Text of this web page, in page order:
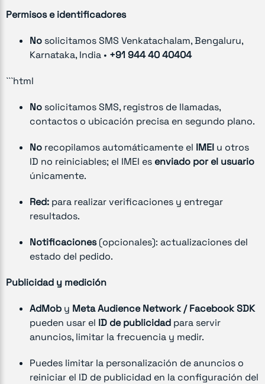
Permisos e identificadores
No solicitamos SMS Venkatachalam, Bengaluru,
Karnataka, India • +91 944 40 40404
```html
No solicitamos SMS, registros de llamadas,
contactos o ubicación precisa en segundo plano.
No recopilamos automáticamente el IMEI u otros
ID no reiniciables; el IMEI es enviado por el usuario
únicamente.
Red: para realizar verificaciones y entregar
resultados.
Notificaciones(opcionales): actualizaciones del
estado del pedido.
Publicidad y medición
AdMob y Meta Audience Network / Facebook SDK
pueden usar el ID de publicidad para servir
anuncios, limitar la frecuencia y medir.
Puedes limitar la personalización de anuncios o
reiniciar el ID de publicidad en la configuración del